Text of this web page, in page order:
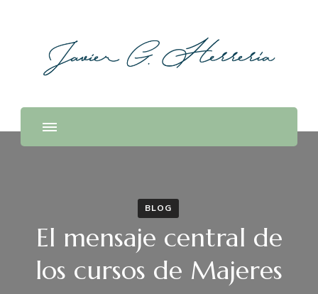
BLOG
El mensaje central de
los cursos de Majeres